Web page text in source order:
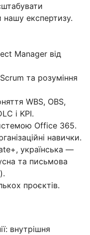
експертизу.
Manager від
та розуміння
WBS, OBS,
і KPI.
Office 365.
навички.
українська —
та письмова
проєктів.
внутрішня